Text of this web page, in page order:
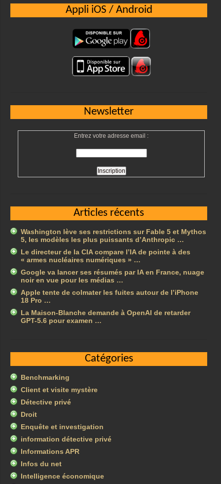
Appli iOS / Android
Newsletter
Entrez votre adresse email :
Articles récents
Washington lève ses restrictions sur Fable 5 et Mythos
5, les modèles les plus puissants d’Anthropic …
Le directeur de la CIA compare l’IA de pointe à des
« armes nucléaires numériques » …
Google va lancer ses résumés par IA en France, nuage
noir en vue pour les médias …
Apple tente de colmater les fuites autour de l’iPhone
18 Pro …
La Maison-Blanche demande à OpenAI de retarder
GPT-5.6 pour examen …
Catégories
Benchmarking
Client et visite mystère
Détective privé
Droit
Enquête et investigation
information détective privé
Informations APR
Infos du net
Intelligence économique